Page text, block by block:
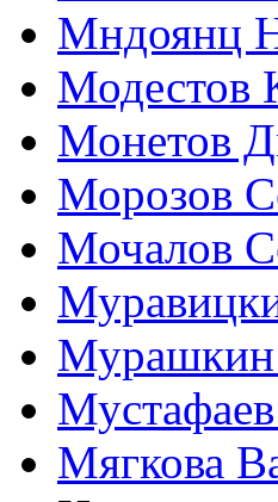
Мндоянц
Модестов
Монетов
Морозов
Мочалов
Мурашкин
Мягкова